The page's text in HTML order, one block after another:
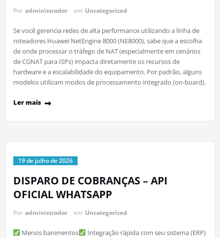
Por administrador em Uncategorized
Se você gerencia redes de alta performance utilizando a linha de
roteadores Huawei NetEngine 8000 (NE8000), sabe que a escolha
de onde processar o tráfego de NAT (especialmente em cenários
de CGNAT para ISPs) impacta diretamente os recursos de
hardware e a escalabilidade do equipamento. Por padrão, alguns
modelos utilizam modos de processamento integrado (on-board).
Ler mais
19 de julho de 2026
DISPARO DE COBRANÇAS – API
OFICIAL WHATSAPP
Por administrador em Uncategorized
Menos banimentos
Integração rápida com seu sistema (ERP)